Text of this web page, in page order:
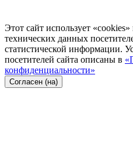
Этот сайт использует
технических данных
статистической информации.
посетителей сайта описаны в
конфиденциальности»
Согласен (на)